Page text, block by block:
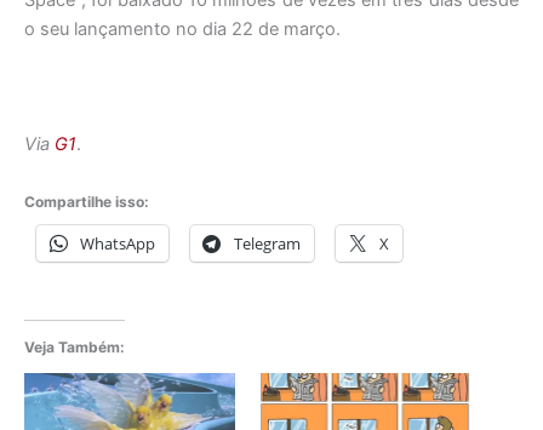
o seu lançamento no dia 22 de março.
Via G1.
Compartilhe isso:
WhatsApp Telegram X
Veja Também: